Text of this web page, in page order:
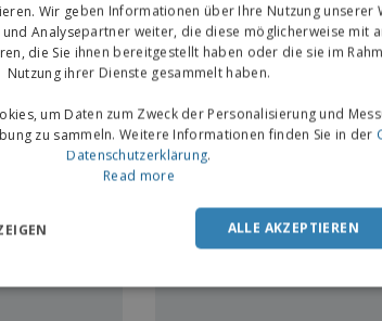
Design anzeigen
KOSTENLOS
Wir geben Informationen über Ihre Nutzung unserer
und Analysepartner weiter, die diese möglicherweise mit
die Sie ihnen bereitgestellt haben oder die sie im
Nutzung ihrer Dienste gesammelt haben.
um Daten zum Zweck der Personalisierung und
zu sammeln. Weitere Informationen finden Sie in der
Datenschutzerklärung.
Read more
ALLE AKZEPTIEREN